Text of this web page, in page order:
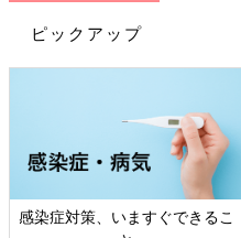
ピックアップ
感染症対策、いますぐできるこ